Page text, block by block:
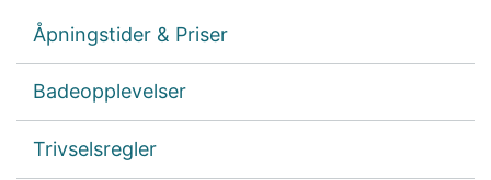
Åpningstider & Priser
Badeopplevelser
Trivselsregler